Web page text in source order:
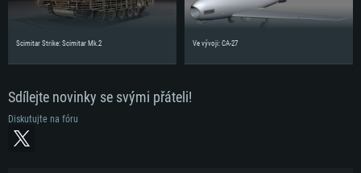
Scimitar Strike: Scimitar Mk.2 Ve vývoji: CA-27
Sdílejte novinky se svými přáteli!
Diskutujte na fóru